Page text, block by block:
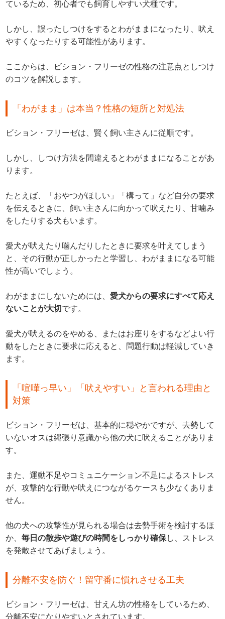
ているため、初心者でも飼育しやすい犬種です。
しかし、誤ったしつけをするとわがままになったり、吠え
やすくなったりする可能性があります。
ここからは、ビション・フリーゼの性格の注意点としつけ
のコツを解説します。
「わがまま」は本当？性格の短所と対処法
ビション・フリーゼは、賢く飼い主さんに従順です。
しかし、しつけ方法を間違えるとわがままになることがあ
ります。
たとえば、「おやつがほしい」「構って」など自分の要求
を伝えるときに、飼い主さんに向かって吠えたり、甘噛み
をしたりする犬もいます。
愛犬が吠えたり噛んだりしたときに要求を叶えてしまう
と、その行動が正しかったと学習し、わがままになる可能
性が高いでしょう。
わがままにしないためには、愛犬からの要求にすべて応え
ないことが大切 です。
愛犬が吠えるのをやめる、またはお座りをするなどよい行
動をしたときに要求に応えると、問題行動は軽減していき
ます。
「喧嘩っ早い」「吠えやすい」と言われる理由と
対策
ビション・フリーゼは、基本的に穏やかですが、去勢して
いないオスは縄張り意識から他の犬に吠えることがありま
す。
また、運動不足やコミュニケーション不足によるストレス
が、攻撃的な行動や吠えにつながるケースも少なくありま
せん。
他の犬への攻撃性が見られる場合は去勢手術を検討するほ
か、毎日の散歩や遊びの時間をしっかり確保し、ストレス
を発散させてあげましょう。
分離不安を防ぐ！留守番に慣れさせる工夫
ビション・フリーゼは、甘えん坊の性格をしているため、
分離不安になりやすいとされています。